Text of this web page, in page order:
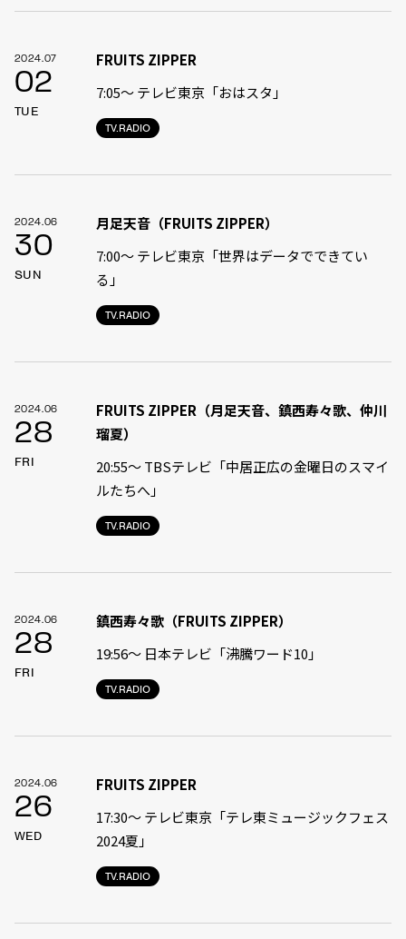
2024.07
02
TUE
TV.RADIO
FRUITS ZIPPER
7:05〜 テレビ東京「おはスタ」
2024.06
30
SUN
TV.RADIO
月足天音（FRUITS ZIPPER）
7:00〜 テレビ東京「世界はデータでできてい
る」
2024.06
28
FRI
TV.RADIO
FRUITS ZIPPER（月足天音、鎮西寿々歌、仲川
瑠夏）
20:55〜 TBSテレビ「中居正広の金曜日のスマイ
ルたちへ」
2024.06
28
FRI
TV.RADIO
鎮西寿々歌（FRUITS ZIPPER）
19:56〜 日本テレビ「沸騰ワード10」
2024.06
26
WED
TV.RADIO
FRUITS ZIPPER
17:30〜 テレビ東京「テレ東ミュージックフェス
2024夏」